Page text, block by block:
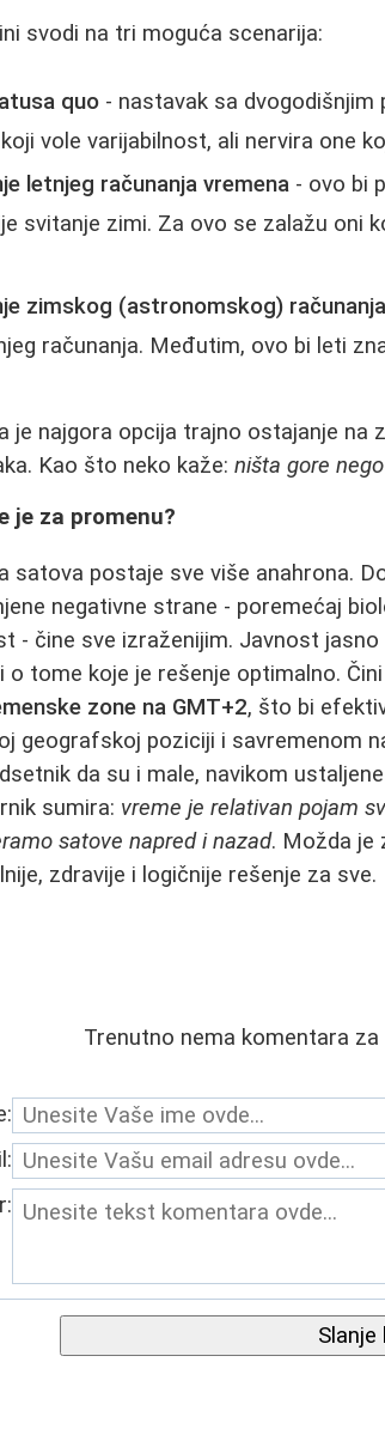
svodi na tri moguća scenarija:
quo - nastavak sa dvogodišnjim
vole varijabilnost, ali nervira one
letnjeg računanja vremena - ovo bi
svitanje zimi. Za ovo se zalažu oni
zimskog (astronomskog)
računanja. Međutim, ovo bi leti
je najgora opcija trajno ostajanje na
Kao što neko kaže:ništa gore
je za promenu?
satova postaje sve više anahrona.
negativne strane - poremećaj
- čine sve izraženijim. Javnost
o tome koje je rešenje optimalno.
zone na GMT+2, što bi
geografskoj poziciji i savremenom
da su i male, navikom
sumira: vreme je relativan pojam
satove napred i nazad. Možda je
zdravije i logičnije rešenje za sve.
Trenutno nema komentara za